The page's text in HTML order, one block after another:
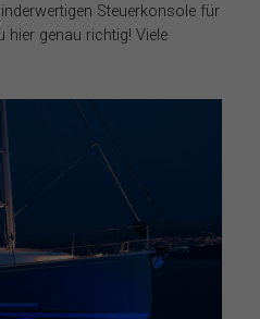
Steuerkonsole für
hier genau richtig! Viele